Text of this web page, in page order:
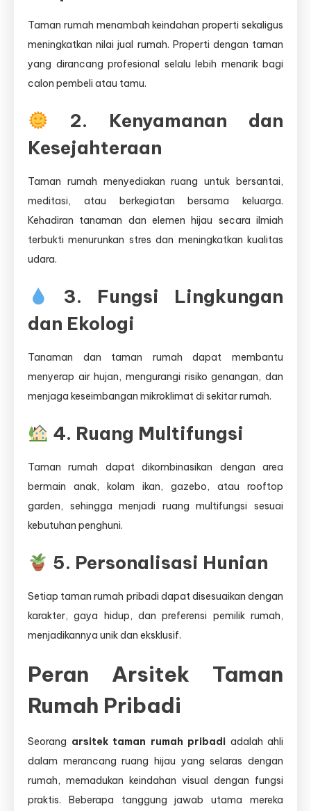
Taman rumah menambah keindahan properti sekaligus
meningkatkan nilai jual rumah. Properti dengan taman
yang dirancang profesional selalu lebih menarik bagi
calon pembeli atau tamu.
2. Kenyamanan dan
Kesejahteraan
Taman rumah menyediakan ruang untuk bersantai,
meditasi, atau berkegiatan bersama keluarga.
Kehadiran tanaman dan elemen hijau secara ilmiah
terbukti menurunkan stres dan meningkatkan kualitas
udara.
3. Fungsi Lingkungan
dan Ekologi
Tanaman dan taman rumah dapat membantu
menyerap air hujan, mengurangi risiko genangan, dan
menjaga keseimbangan mikroklimat di sekitar rumah.
4. Ruang Multifungsi
Taman rumah dapat dikombinasikan dengan area
bermain anak, kolam ikan, gazebo, atau rooftop
garden, sehingga menjadi ruang multifungsi sesuai
kebutuhan penghuni.
5. Personalisasi Hunian
Setiap taman rumah pribadi dapat disesuaikan dengan
karakter, gaya hidup, dan preferensi pemilik rumah,
menjadikannya unik dan eksklusif.
Peran Arsitek Taman
Rumah Pribadi
Seorang arsitek taman rumah pribadi adalah ahli
dalam merancang ruang hijau yang selaras dengan
rumah, memadukan keindahan visual dengan fungsi
praktis. Beberapa tanggung jawab utama mereka